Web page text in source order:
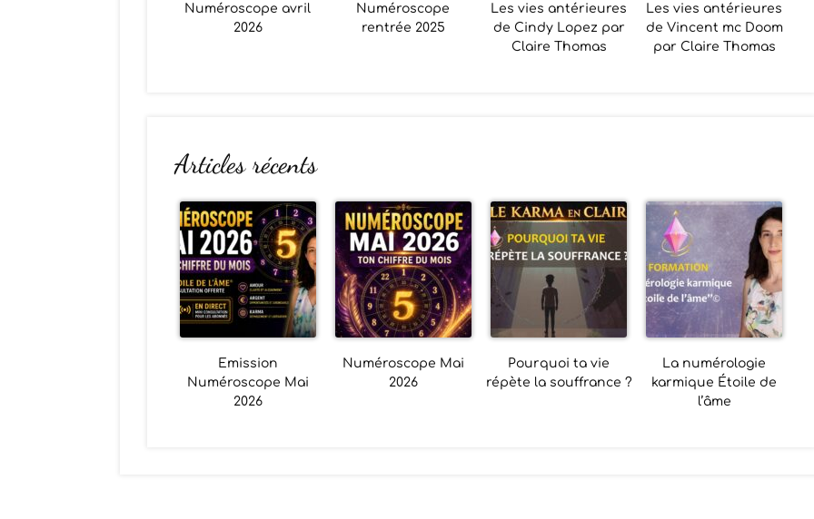
Numéroscope avril
2026
Numéroscope
rentrée 2025
Les vies antérieures
de Cindy Lopez par
Claire Thomas
Les vies antérieures
de Vincent mc Doom
par Claire Thomas
Articles récents
Emission
Numéroscope Mai
2026
Numéroscope Mai
2026
Pourquoi ta vie
répète la souffrance ?
La numérologie
karmique Étoile de
l’âme